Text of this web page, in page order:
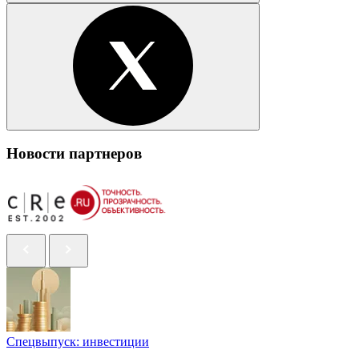
Новости партнеров
Спецвыпуск: инвестиции